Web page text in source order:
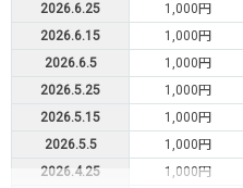
2026.6.25
1,000円
2026.6.15
1,000円
2026.6.5
1,000円
2026.5.25
1,000円
2026.5.15
1,000円
2026.5.5
1,000円
2026.4.25
1,000円